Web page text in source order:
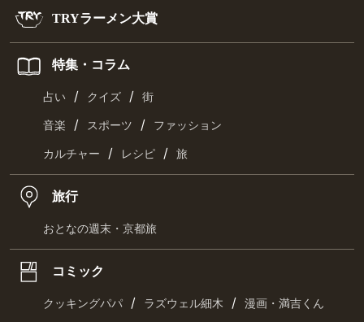
TRYラーメン大賞
特集・コラム
占い / クイズ / 街
音楽 / スポーツ / ファッション
カルチャー / レシピ / 旅
旅行
おとなの週末・京都旅
コミック
クッキングパパ / ラズウェル細木 / 漫画・満吉くん